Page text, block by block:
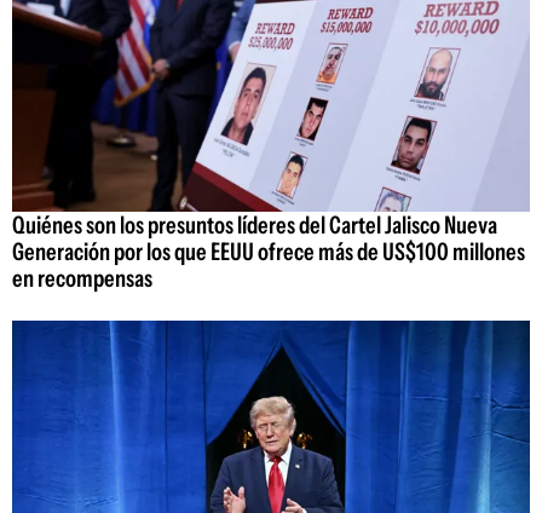
Quiénes son los presuntos líderes del Cartel Jalisco Nueva
Generación por los que EEUU ofrece más de US$100 millones
en recompensas